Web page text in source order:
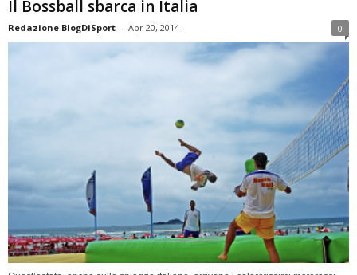
Il Bossball sbarca in Italia
Redazione BlogDiSport - Apr 20, 2014 0